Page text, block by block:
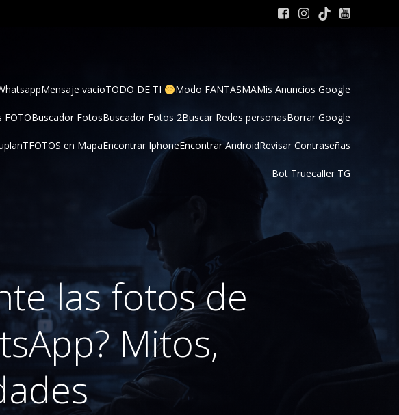
Mensaje vacioTODO DE TI Modo FANTASMAMis Anuncios Google
FOTOBuscador FotosBuscador Fotos 2Buscar Redes personasBorrar Google
FOTOS en MapaEncontrar IphoneEncontrar AndroidRevisar Contraseñas
Bot Truecaller TG
las fotos de
Mitos,